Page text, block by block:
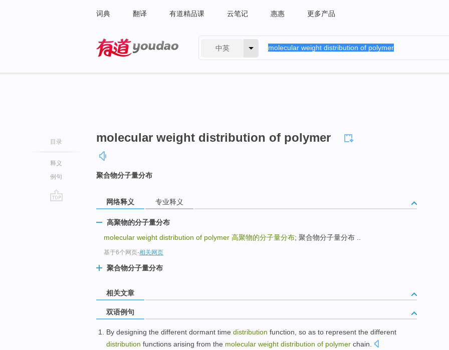
词典 翻译 有道精品课 云笔记 惠惠 更多产品
中英
目录
释义
例句
molecular weight distribution of polymer
聚合物分子量分布
网络释义 专业释义
高聚物的分子量分布
molecular weight distribution of polymer 高聚物的分子量分布; 聚合物分子量分布 ..
基于6个网页-相关网页
聚合物分子量分布
相关文章
双语例句
By designing the different dormant time distribution function , so as to represent the different
distribution functions arising from the molecular weight distribution of polymer chain